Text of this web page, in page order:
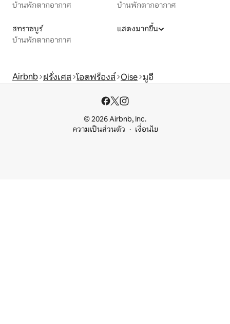
บ้านพักตากอากาศ
บ้านพักตากอากาศ
สทราซบูร์
บ้านพักตากอากาศ
แสดงมากขึ้น
Airbnb ฝรั่งเศส โอดฟร็องส์ Oise มูอี
© 2026 Airbnb, Inc.
ความเป็นส่วนตัว
เงื่อนไข